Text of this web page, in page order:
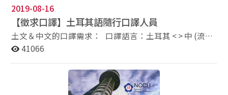
Preferred Qualification: Graduate or alumni of below
NCCU Departments: 1. Department of Arabic Language
and Culture 2. Department of Turkish Language and
Culture 3. Department of Slavic Languages &
Job Content: 1. Study and analyze the market
competition, define the opportunity, and propose
product positioning, pricing, marketing, and service
2019-08-16
【徵求口譯】土耳其語隨行口譯人員
土文＆中文的口譯需求： 口譯語言：土耳其 < > 中 (流利)
口譯時間：10/31(三)~11/2(六) 09:00-18:00 (1 hour
者請提供CV，聯絡資訊如下 Marina Lo
Marina.lo@ubm.com Tel: +886-2-27383898 # 20
41066